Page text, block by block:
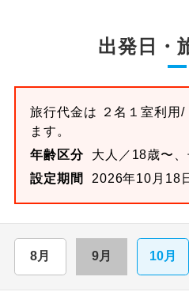
出発日・
旅行代金は ２名１室利用/
ます。
年齢区分
大人／18歳〜
設定期間
2026年10月18
8月 9月 10月